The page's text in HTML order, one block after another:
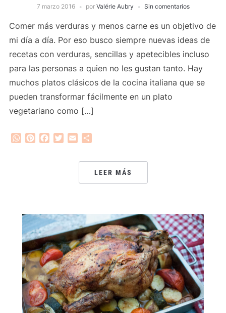
7 marzo 2016 por Valérie Aubry Sin comentarios
Comer más verduras y menos carne es un objetivo de
mi día a día. Por eso busco siempre nuevas ideas de
recetas con verduras, sencillas y apetecibles incluso
para las personas a quien no les gustan tanto. Hay
muchos platos clásicos de la cocina italiana que se
pueden transformar fácilmente en un plato
vegetariano como […]
WhatsApp
PinterestFacebook
Twitter
Email
LEER MÁS